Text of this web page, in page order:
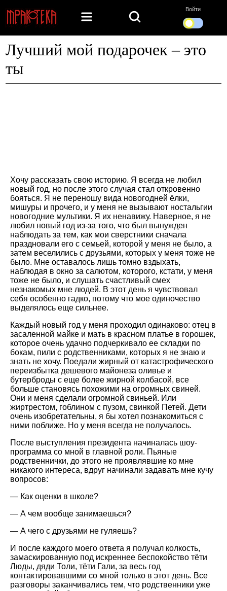
Войти
Лучший мой подарочек – это
ты
Хочу рассказать свою историю. Я всегда не любил
новый год, но после этого случая стал откровенно
бояться. Я не переношу вида новогодней ёлки,
мишуры и прочего, и у меня не вызывают ностальгии
новогодние мультики. Я их ненавижу. Наверное, я не
любил новый год из-за того, что был вынужден
наблюдать за тем, как мои сверстники сначала
праздновали его с семьей, которой у меня не было, а
затем веселились с друзьями, которых у меня тоже не
было. Мне оставалось лишь томно вздыхать,
наблюдая в окно за салютом, которого, кстати, у меня
тоже не было, и слушать счастливый смех
незнакомых мне людей. В этот день я чувствовал
себя особенно гадко, потому что мое одиночество
выделялось еще сильнее.
Каждый новый год у меня проходил одинаково: отец в
засаленной майке и мать в красном платье в горошек,
которое очень удачно подчеркивало ее складки по
бокам, пили с родственниками, которых я не знаю и
знать не хочу. Поедали жирный от катастрофического
переизбытка дешевого майонеза оливье и
бутерброды с еще более жирной колбасой, все
больше становясь похожими на огромных свиней.
Они и меня сделали огромной свиньей. Или
жиртрестом, гоблином с пузом, свинкой Петей. Дети
очень изобретательны, я бы хотел познакомиться с
ними поближе. Но у меня всегда не получалось.
После выступления президента начиналась шоу-
программа со мной в главной роли. Пьяные
родственнички, до этого не проявлявшие ко мне
никакого интереса, вдруг начинали задавать мне кучу
вопросов:
— Как оценки в школе?
— А чем вообще занимаешься?
— А чего с друзьями не гуляешь?
И после каждого моего ответа я получал колкость,
замаскированную под искреннее беспокойство тёти
Люды, дяди Толи, тёти Гали, за весь год
контактировавшими со мной только в этот день. Все
разговоры заканчивались тем, что родственники уже